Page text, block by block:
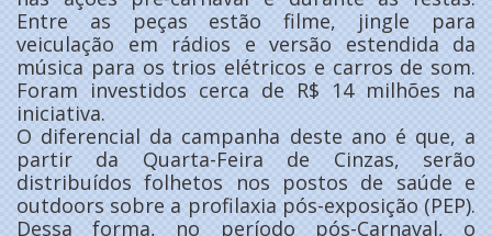
Entre as peças estão filme, jingle para
veiculação em rádios e versão estendida da
música para os trios elétricos e carros de som.
Foram investidos cerca de R$ 14 milhões na
iniciativa.
O diferencial da campanha deste ano é que, a
partir da Quarta-Feira de Cinzas, serão
distribuídos folhetos nos postos de saúde e
outdoors sobre a profilaxia pós-exposição (PEP).
Dessa forma, no período pós-Carnaval, o